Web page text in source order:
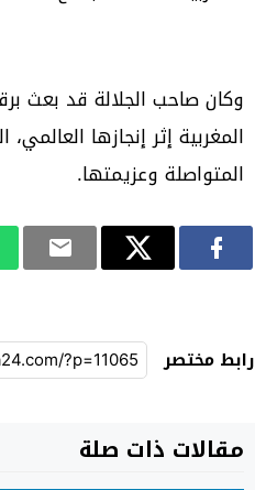
وكان صاحب الجلالة قد بعث
المغربية إثر إنجازها
المتواصلة وعزيمتها.
رابط مختصر
مقالات ذات صلة